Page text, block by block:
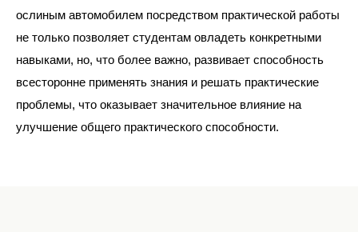
ослиным автомобилем посредством практической работы
не только позволяет студентам овладеть конкретными
навыками, но, что более важно, развивает способность
всесторонне применять знания и решать практические
проблемы, что оказывает значительное влияние на
улучшение общего практического способности.